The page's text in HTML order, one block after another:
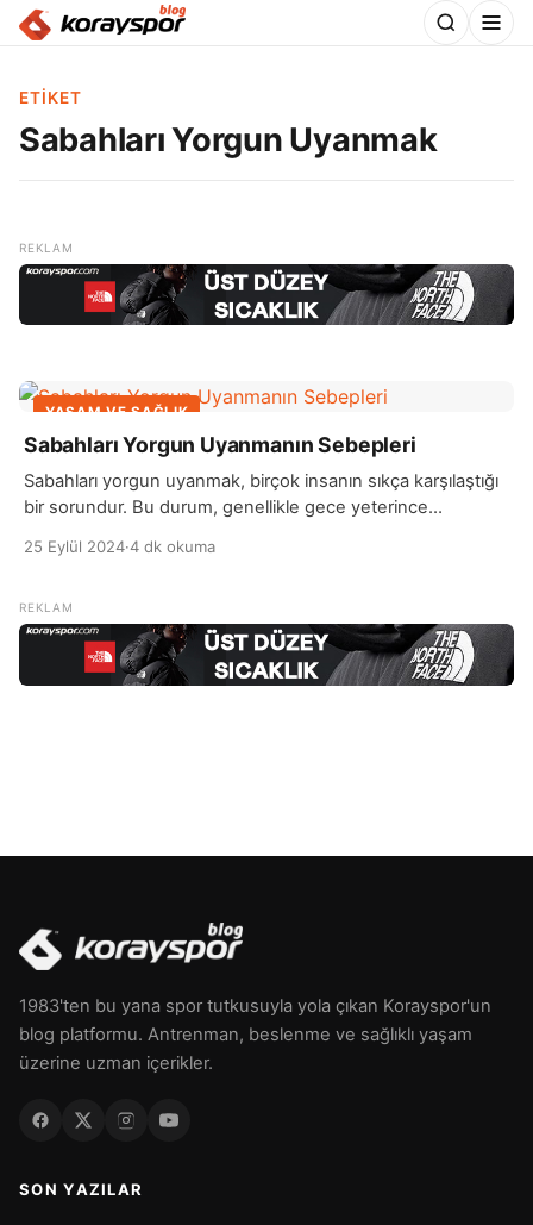
ETIKET
Sabahları Yorgun Uyanmak
YAŞAM VE SAĞLIK
Sabahları Yorgun Uyanmanın Sebepleri
Sabahları yorgun uyanmak, birçok insanın sıkça karşılaştığı
bir sorundur. Bu durum, genellikle gece yeterince
kaynaklanır. Uykusuzluk, stres, anksiyete veya düzensiz
neden olabilir. Aynı zamanda, aşırı kafein tüketimi veya
uyku ortamının rahatsız edici olması da bu durumu
tetikleyebilir. Yorgun uyanmanın başka bir nedeni de […]
25 Eylül 2024·4 dk okuma
1983'ten bu yana spor tutkusuyla yola çıkan Korayspor'un
blog platformu. Antrenman, beslenme ve sağlıklı yaşam
üzerine uzman içerikler.
SON YAZILAR